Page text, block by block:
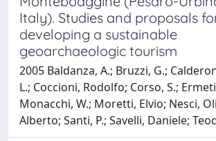
Italy). Studies and proposals
developing a sustainable
geoarchaeologic tourism
2005 Baldanza, A.; Bruzzi, G.;
L.; Coccioni, Rodolfo; Corso, S.;
Monacchi, W.; Moretti, Elvio; Nesci,
Alberto; Santi, P.; Savelli, Daniele;